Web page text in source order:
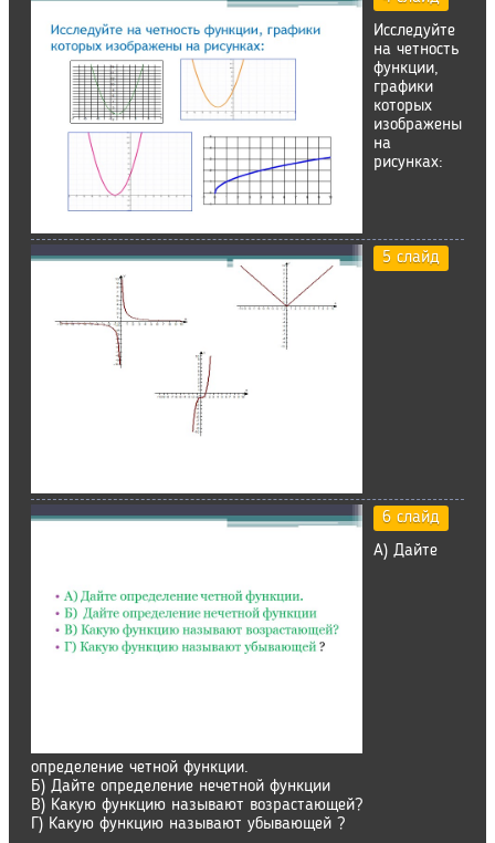
Исследуйте
на четность
функции,
графики
которых
изображены
на
рисунках:
5 слайд
6 слайд
А) Дайте
определение четной функции.
Б) Дайте определение нечетной функции
В) Какую функцию называют возрастающей?
Г) Какую функцию называют убывающей ?